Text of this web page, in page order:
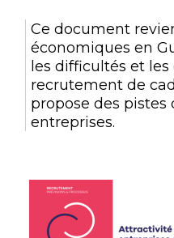
Ce document
économiques en
les difficultés et
recrutement de
propose des pistes
entreprises.